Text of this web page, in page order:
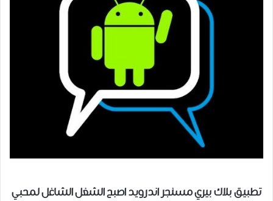
تطبيق بلاك بيري مسنجر اندرويد اصبح الشغل الشاغل لمحبي